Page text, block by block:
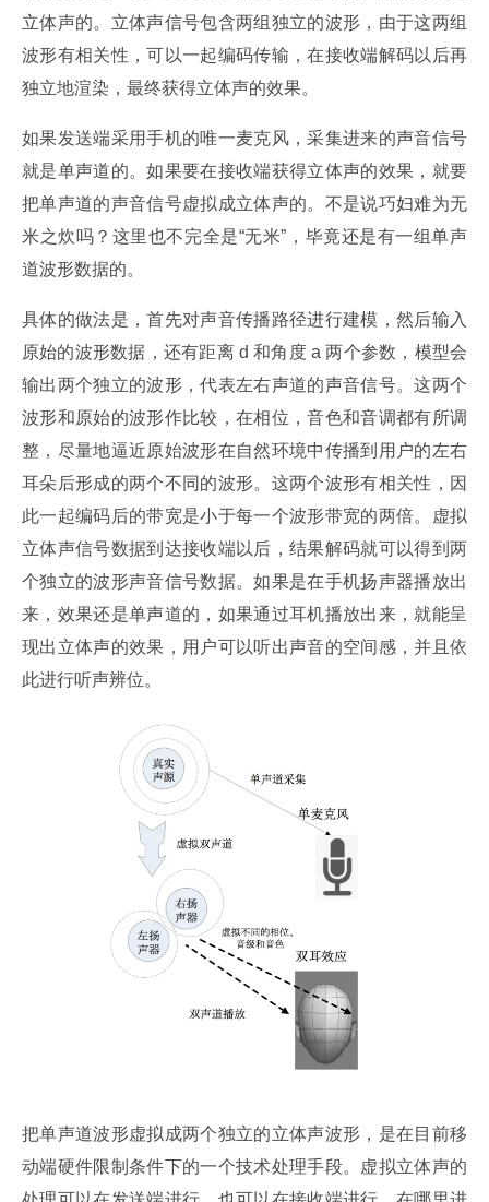
立体声的。立体声信号包含两组独立的波形，由于这两组
波形有相关性，可以一起编码传输，在接收端解码以后再
独立地渲染，最终获得立体声的效果。
如果发送端采用手机的唯一麦克风，采集进来的声音信号
就是单声道的。如果要在接收端获得立体声的效果，就要
把单声道的声音信号虚拟成立体声的。不是说巧妇难为无
米之炊吗？这里也不完全是“无米”，毕竟还是有一组单声
道波形数据的。
具体的做法是，首先对声音传播路径进行建模，然后输入
原始的波形数据，还有距离 d 和角度 a 两个参数，模型会
输出两个独立的波形，代表左右声道的声音信号。这两个
波形和原始的波形作比较，在相位，音色和音调都有所调
整，尽量地逼近原始波形在自然环境中传播到用户的左右
耳朵后形成的两个不同的波形。这两个波形有相关性，因
此一起编码后的带宽是小于每一个波形带宽的两倍。虚拟
立体声信号数据到达接收端以后，结果解码就可以得到两
个独立的波形声音信号数据。如果是在手机扬声器播放出
来，效果还是单声道的，如果通过耳机播放出来，就能呈
现出立体声的效果，用户可以听出声音的空间感，并且依
此进行听声辨位。
把单声道波形虚拟成两个独立的立体声波形，是在目前移
动端硬件限制条件下的一个技术处理手段。虚拟立体声的